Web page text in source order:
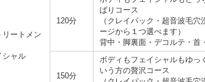
リートメン
シャル
120分
ばりコース
（クレイパック・超音波毛
ージから１つ選べます）
背中・脚裏面・デコルテ・首
150分
ボディもフェイシャルもゆっ
いう方の贅沢コース